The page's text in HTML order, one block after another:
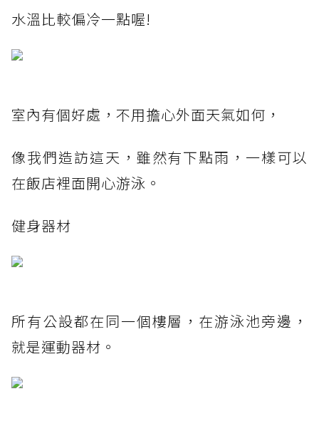
水溫比較偏冷一點喔!
室內有個好處，不用擔心外面天氣如何，
像我們造訪這天，雖然有下點雨，一樣可以
在飯店裡面開心游泳。
健身器材
所有公設都在同一個樓層，在游泳池旁邊，
就是運動器材。